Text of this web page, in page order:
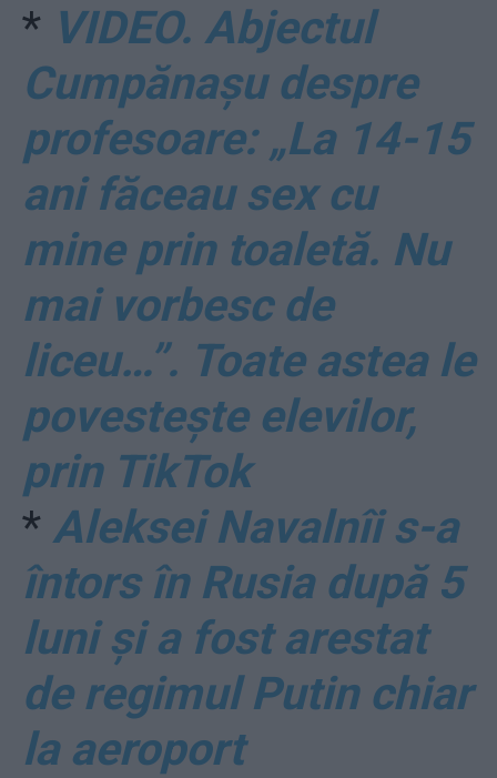
* VIDEO. Abjectul
Cumpănașu despre
profesoare: „La 14-15
ani făceau sex cu
mine prin toaletă. Nu
mai vorbesc de
liceu…”. Toate astea le
povestește elevilor,
prin TikTok
* Aleksei Navalnîi s-a
întors în Rusia după 5
luni și a fost arestat
de regimul Putin chiar
la aeroport